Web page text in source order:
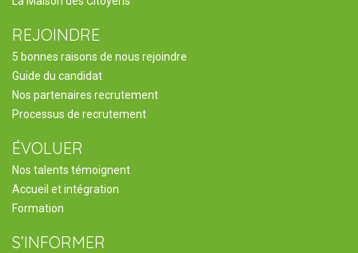
REJOINDRE
5 bonnes raisons de nous rejoindre
Guide du candidat
Nos partenaires recrutement
Processus de recrutement
ÉVOLUER
Nos talents témoignent
Accueil et intégration
Formation
S’INFORMER